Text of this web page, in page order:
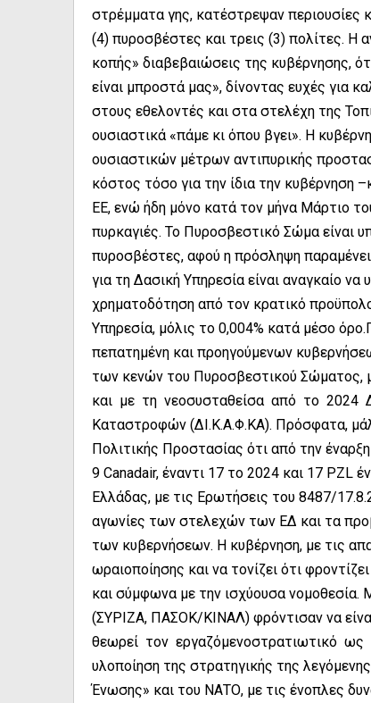
στρέμματα γης, κατέστρεψαν περιουσίες
(4) πυροσβέστες και τρεις (3) πολίτες. Η
κοπής» διαβεβαιώσεις της κυβέρνησης,
είναι μπροστά μας», δίνοντας ευχές για
στους εθελοντές και στα στελέχη της
ουσιαστικά «πάμε κι όπου βγει». Η
ουσιαστικών μέτρων αντιπυρικής
κόστος τόσο για την ίδια την κυβέρνηση
ΕΕ, ενώ ήδη μόνο κατά τον μήνα Μάρτιο
πυρκαγιές. Το Πυροσβεστικό Σώμα είναι
πυροσβέστες, αφού η πρόσληψη παραμένει
για τη Δασική Υπηρεσία είναι αναγκαίο
χρηματοδότηση από τον κρατικό
Υπηρεσία, μόλις το 0,004% κατά μέσο
πεπατημένη και προηγούμενων
των κενών του Πυροσβεστικού
και με τη νεοσυσταθείσα από το 2024
Καταστροφών (ΔΙ.Κ.Α.Φ.ΚΑ). Πρόσφατα,
Πολιτικής Προστασίας ότι από την
9 Canadair, έναντι 17 το 2024 και 17 PZL
Ελλάδας, με τις Ερωτήσεις του 8487/
αγωνίες των στελεχών των ΕΔ και τα
των κυβερνήσεων. Η κυβέρνηση, με τις
ωραιοποίησης και να τονίζει ότι
και σύμφωνα με την ισχύουσα νομοθεσία.
(ΣΥΡΙΖΑ, ΠΑΣΟΚ/ΚΙΝΑΛ) φρόντισαν να
θεωρεί τον εργαζόμενοστρατιωτικό ως
υλοποίηση της στρατηγικής της
Ένωσης» και του ΝΑΤΟ, με τις ένοπλες